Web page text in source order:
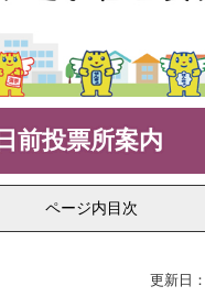
前投票所案内
ページ内目次
更新日